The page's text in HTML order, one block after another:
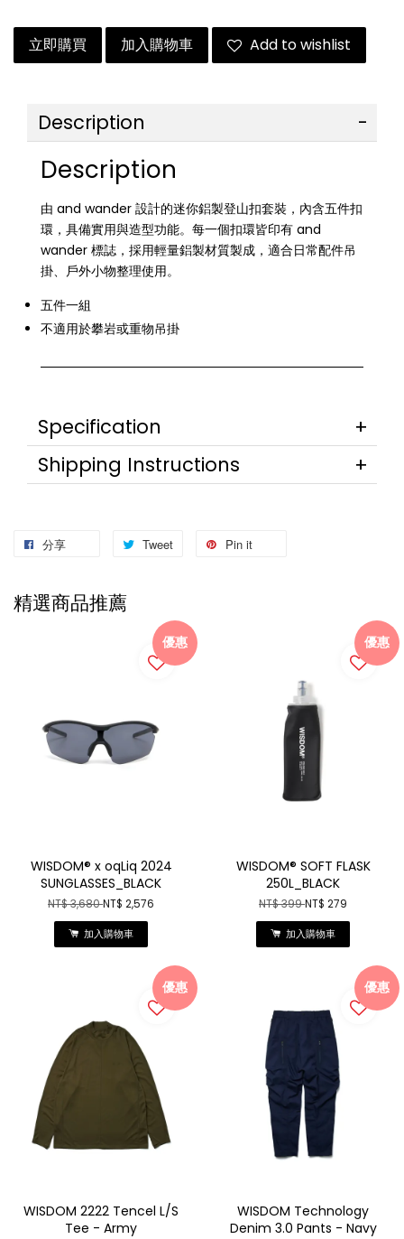
立即購買 加入購物車 Add to wishlist
Description
Description
由 and wander 設計的迷你鋁製登山扣套裝，內含五件扣
環，具備實用與造型功能。每一個扣環皆印有 and
wander 標誌，採用輕量鋁製材質製成，適合日常配件吊
掛、戶外小物整理使用。
五件一組
不適用於攀岩或重物吊掛
Specification
Shipping Instructions
分享 Tweet Pin it
精選商品推薦
優惠
WISDOM® x oqLiq 2024
SUNGLASSES_BLACK
NT$ 3,680NT$ 2,576
加入購物車
優惠
WISDOM® SOFT FLASK
250L_BLACK
NT$ 399NT$ 279
加入購物車
優惠
WISDOM 2222 Tencel L/S
Tee - Army
優惠
WISDOM Technology
Denim 3.0 Pants - Navy